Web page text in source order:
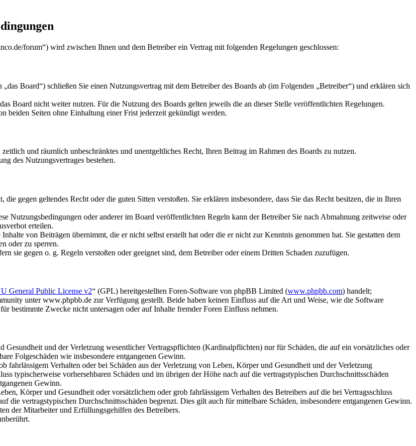
forum“) wird zwischen Ihnen und dem Betreiber ein Vertrag mit folgenden Regelungen geschlossen:
Board“) schließen Sie einen Nutzungsvertrag mit dem Betreiber des Boards ab (im Folgenden „Betreiber“) und erklären sich
Board nicht weiter nutzen. Für die Nutzung des Boards gelten jeweils die an dieser Stelle veröffentlichten Regelungen.
beiden Seiten ohne Einhaltung einer Frist jederzeit gekündigt werden.
und räumlich unbeschränktes und unentgeltliches Recht, Ihren Beitrag im Rahmen des Boards zu nutzen.
des Nutzungsvertrages bestehen.
gegen geltendes Recht oder die guten Sitten verstoßen. Sie erklären insbesondere, dass Sie das Recht besitzen, die in Ihren
Nutzungsbedingungen oder anderer im Board veröffentlichten Regeln kann der Betreiber Sie nach Abmahnung zeitweise oder
erteilen.
von Beiträgen übernimmt, die er nicht selbst erstellt hat oder die er nicht zur Kenntnis genommen hat. Sie gestatten dem
oder zu sperren.
sie gegen o. g. Regeln verstoßen oder geeignet sind, dem Betreiber oder einem Dritten Schaden zuzufügen.
General Public License v2“ (GPL) bereitgestellten Foren-Software von phpBB Limited (www.phpbb.com) handelt;
unter www.phpbb.de zur Verfügung gestellt. Beide haben keinen Einfluss auf die Art und Weise, wie die Software
bestimmte Zwecke nicht untersagen oder auf Inhalte fremder Foren Einfluss nehmen.
und der Verletzung wesentlicher Vertragspflichten (Kardinalpflichten) nur für Schäden, die auf ein vorsätzliches oder
Folgeschäden wie insbesondere entgangenen Gewinn.
fahrlässigem Verhalten oder bei Schäden aus der Verletzung von Leben, Körper und Gesundheit und der Verletzung
typischerweise vorhersehbaren Schäden und im übrigen der Höhe nach auf die vertragstypischen Durchschnittsschäden
Gewinn.
Körper und Gesundheit oder vorsätzlichem oder grob fahrlässigem Verhalten des Betreibers auf die bei Vertragsschluss
die vertragstypischen Durchschnittsschäden begrenzt. Dies gilt auch für mittelbare Schäden, insbesondere entgangenen Gewinn.
der Mitarbeiter und Erfüllungsgehilfen des Betreibers.